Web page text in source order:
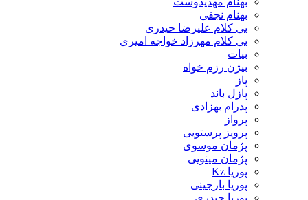
بهنام نجفی
بی کلام علیرضا حیدری
بی کلام مهرزاد خواجه امیری
بیات
بیژن رزم خواه
پاز
پازل باند
پدرام بهزادی
پرواز
پرویز پرستویی
پژمان موسوی
پژمان مینویی
پوریا Kz
پوریا بارجینی